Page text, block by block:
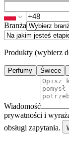
Branża
Produkty (wybierz
Perfumy Świece
Wiadomość
prywatności i
obsługi zapytania.